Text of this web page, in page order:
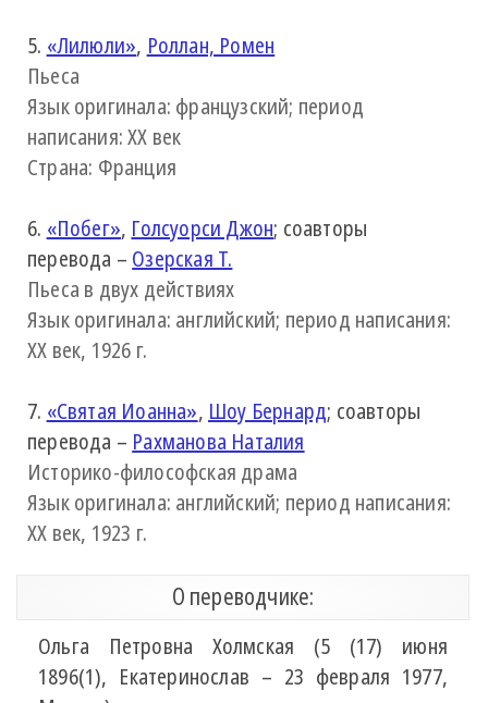
5. «Лилюли», Роллан, Ромен
Пьеса
Язык оригинала: французский; период
написания: XX век
Страна: Франция
6. «Побег», Голсуорси Джон; соавторы
перевода – Озерская Т.
Пьеса в двух действиях
Язык оригинала: английский; период написания:
XX век, 1926 г.
7. «Святая Иоанна», Шоу Бернард; соавторы
перевода – Рахманова Наталия
Историко-философская драма
Язык оригинала: английский; период написания:
XX век, 1923 г.
О переводчике:
Ольга Петровна Холмская (5 (17) июня
1896(1), Екатеринослав – 23 февраля 1977,